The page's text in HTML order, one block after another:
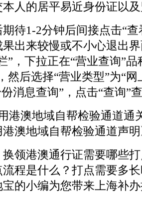
人的居平易近身份证以
1-2分钟后间接点击“查
出来较慢或不小心退出
”，下拉正在“营业查询”
然后选择“营业类型”为“网
消息查询”，点击“查询”
澳地域自帮检验通道通
澳地域自帮检验通道声
港澳通行证需要哪些打
程是什么？打点需要多
宝的小编为您带来上海补